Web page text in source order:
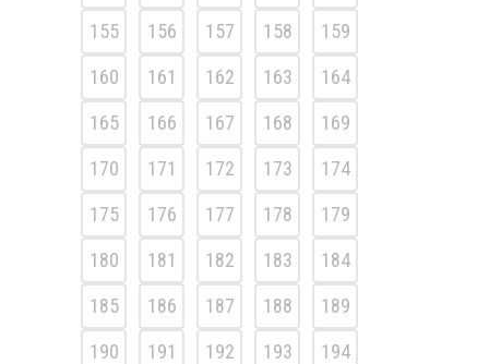
155
156 157 158
159
160
161 162 163
164
165
166 167 168
169
170
171 172 173
174
175
176 177 178
179
180
181 182 183
184
185
186 187 188
189
190
191 192 193
194